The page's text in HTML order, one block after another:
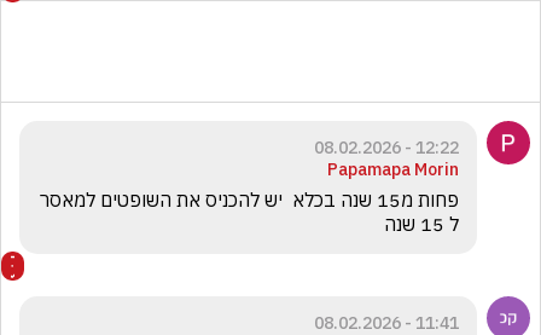
12:22 - 08.02.2026
Papamapa Morin
ל 15 שנה
11:41 - 08.02.2026